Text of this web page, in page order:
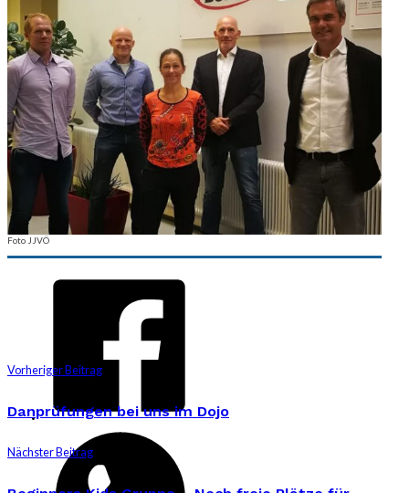
Foto JJVÖ
Vorheriger Beitrag
Danprüfungen bei uns im Dojo
Nächster Beitrag